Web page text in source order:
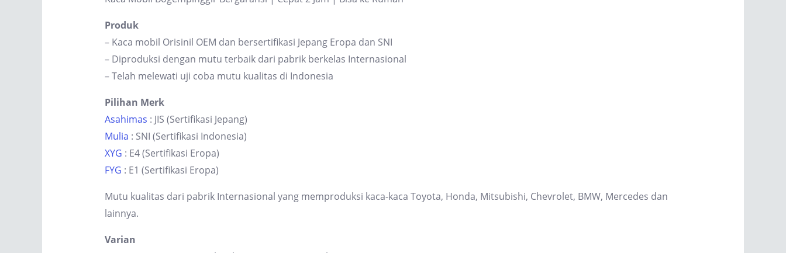
Produk
– Kaca mobil Orisinil OEM dan bersertifikasi Jepang Eropa dan SNI
– Diproduksi dengan mutu terbaik dari pabrik berkelas Internasional
– Telah melewati uji coba mutu kualitas di Indonesia
Pilihan Merk
Asahimas : JIS (Sertifikasi Jepang)
Mulia : SNI (Sertifikasi Indonesia)
XYG : E4 (Sertifikasi Eropa)
FYG : E1 (Sertifikasi Eropa)
Mutu kualitas dari pabrik Internasional yang memproduksi kaca-kaca Toyota, Honda, Mitsubishi, Chevrolet, BMW, Mercedes dan
lainnya.
Varian